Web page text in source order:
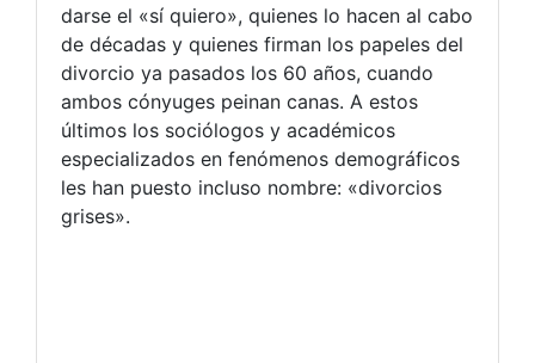
darse el «sí quiero», quienes lo hacen al cabo
de décadas y quienes firman los papeles del
divorcio ya pasados los 60 años, cuando
ambos cónyuges peinan canas. A estos
últimos los sociólogos y académicos
especializados en fenómenos demográficos
les han puesto incluso nombre: «divorcios
grises».